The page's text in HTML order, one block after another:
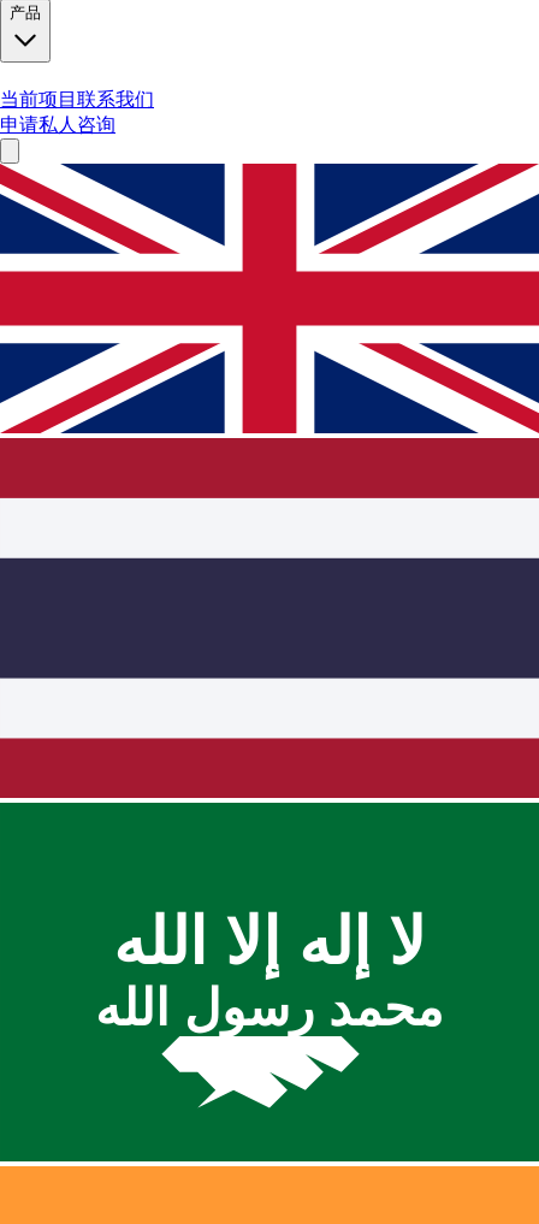
产品
当前项目 联系我们
申请私人咨询